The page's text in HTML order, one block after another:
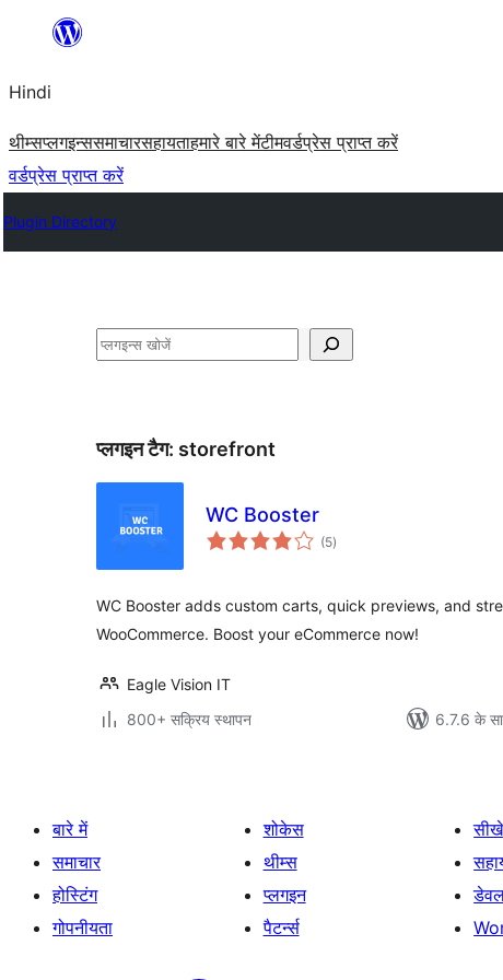
सामग्री
जाएं
Hindi
थीम्सप्लगइन्ससमाचारसहायताहमारे बारे मेंटीमवर्डप्रेस प्राप्त करें
वर्डप्रेस प्राप्त करें
Plugin Directory
खोजें
प्लगइन टैग: storefront
WC Booster
(5कुल
दर)
WC Booster adds custom carts, quick previews, and
WooCommerce. Boost your eCommerce now!
Eagle Vision IT
800+ सक्रिय स्थापन
6.7.6 के
बारे में
समाचार
होस्टिंग
गोपनीयता
शोकेस
थीम्स
प्लगइन
पैटर्न्स
सीखे